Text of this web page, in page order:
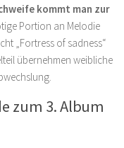
kommt man zur
Portion an Melodie
„Fortress of sadness“
übernehmen weibliche
zum 3. Album